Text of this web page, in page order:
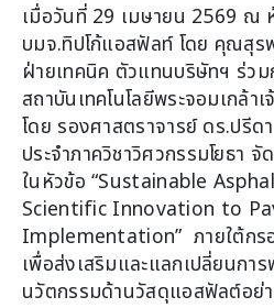
เมื่อวันที่ 29 เมษายน 2569 ณ
บมจ.ทิปโก้แอสฟัลท์ โดย คุณสุร
ฝ่ายเทคนิค ตัวแทนบริษัทฯ ร่ว
สถาบันเทคโนโลยีพระจอมเกล้า
โดย รองศาสตราจารย์ ดร.ปรี
ประจำภาควิชาวิศวกรรมโยธา
ในหัวข้อ “Sustainable
Scientific Innovation to
Implementation” ภายใต้กร
เพื่อส่งเสริมและแลกเปลี่ยนกา
นวัตกรรมด้านวัสดุแอสฟัลต์อย่